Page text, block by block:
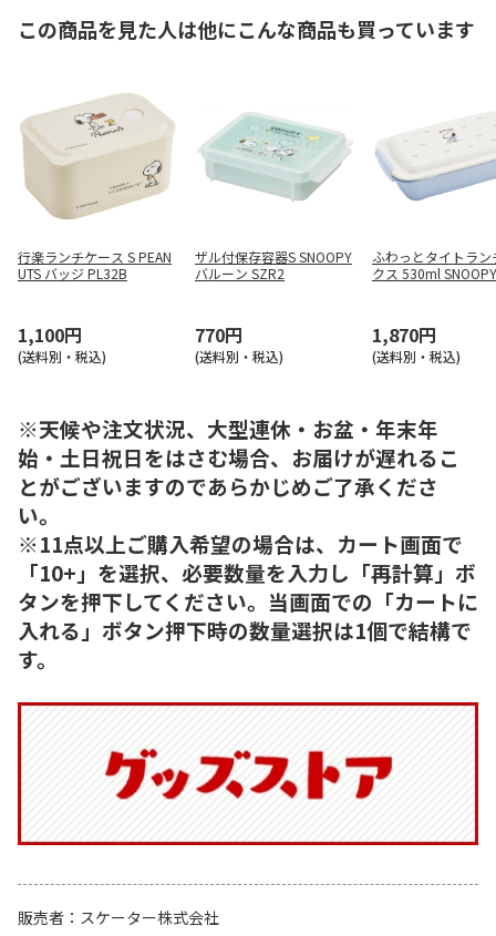
この商品を見た人は他にこんな商品も買っています
行楽ランチケース S PEAN
UTS バッジ PL32B
1,100円
(送料別・税込)
ザル付保存容器S SNOOPY
バルーン SZR2
770円
(送料別・税込)
ふわっとタイトラン
クス 530ml
1,870円
(送料別・税込)
※天候や注文状況、大型連休・お盆・年末年
始・土日祝日をはさむ場合、お届けが遅れるこ
とがございますのであらかじめご了承くださ
い。
※11点以上ご購入希望の場合は、カート画面で
「10+」を選択、必要数量を入力し「再計算」ボ
タンを押下してください。当画面での「カートに
入れる」ボタン押下時の数量選択は1個で結構で
す。
販売者
スケーター株式会社